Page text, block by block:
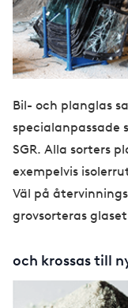
Bil- och planglas
specialanpassade
SGR. Alla sorters
exempelvis
Väl på
grovsorteras
och krossas till